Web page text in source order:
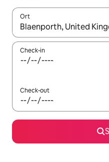
Ort
Wenn Ergebnisse
Check-in
Check-out